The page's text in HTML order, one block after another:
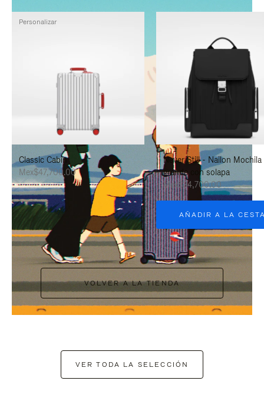
VÍDEO
PAUSADO,
PARA
PAUSARLO.
SONIDO
ESTÁ
DESACTIVADO:
PULSE
PARA
ACTIVARLO.
Classic Cabin
Mex$47,700.00
Personalizar
Never Still - Nailon Mochila
grande con solapa
Mex$34,700.00
AÑADIR A LA
VOLVER A LA TIENDA
VER TODA LA SELECCIÓN